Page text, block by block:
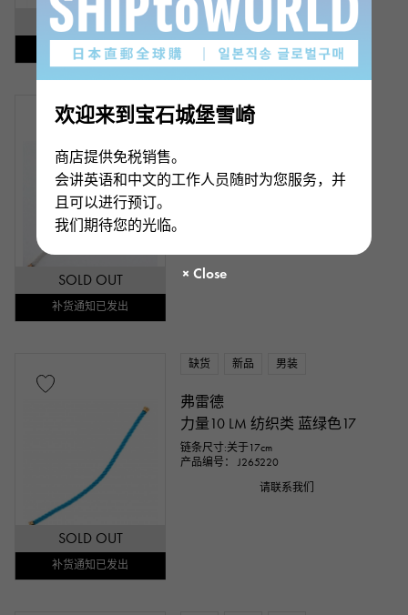
欢迎来到宝石城堡雪崎
商店提供免税销售。
会讲英语和中文的工作人员随时为您服务，并
且可以进行预订。
我们期待您的光临。
SOLD OUT
补货通知已发出
SOLD OUT
补货通知已发出
缺货 新品
链条尺寸:关于17cm
SOLD OUT
补货通知已发出
缺货 新品 男装
弗雷德
力量10 LM 纺织类 蓝绿色17
链条尺寸:关于17cm
产品编号： J265220
请联系我们